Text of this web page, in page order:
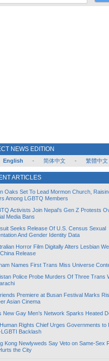
NEWS EDITION
English - 简体中文 - 繁體中文
ARTICLES
Oaks Set To Lead Mormon Church,
Among LGBTQ Members
Activists Join Nepal’s Gen Z Protests
Media Bans
Seeks Release Of U.S. Census Sexual
And Gender Identity Data
Horror Film Digitally Alters Lesbian
Release
Names First Trans Miss Universe
Police Probe Murders Of Three Trans
Premiere at Busan Festival Marks
Asian Cinema
New Gay Men’s Network Sparks Heated
Rights Chief Urges Governments to
LGBTI Backlash
Kong Newlyweds Say Veto on Same-Sex
the City